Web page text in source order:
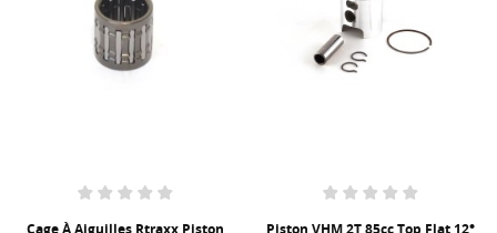
Cage À Aiguilles Rtraxx Piston
Piston VHM 2T 85cc Top Flat 12°